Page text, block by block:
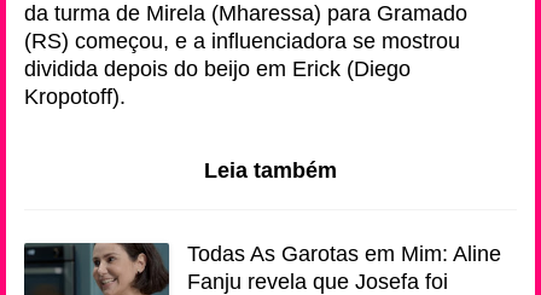
da turma de Mirela (Mharessa) para Gramado
(RS) começou, e a influenciadora se mostrou
dividida depois do beijo em Erick (Diego
Kropotoff).
Leia também
Todas As Garotas em Mim: Aline
Fanju revela que Josefa foi